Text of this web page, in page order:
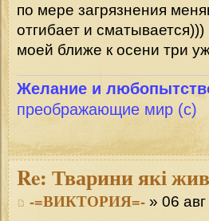
по мере загрязнения
отгибает и сматывается)))
моей ближе к осени три
Желание и
преображающие мир (с)
Re: Тварини які
-=ВИКТОРИЯ=- » 06